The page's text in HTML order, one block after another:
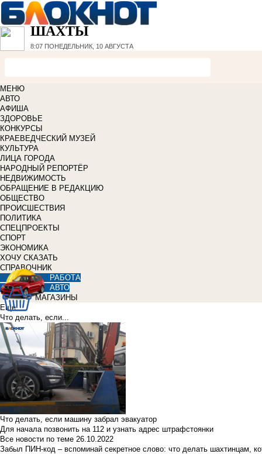
ШАХТЫ
8:07 ПОНЕДЕЛЬНИК, 10 АВГУСТА
МЕНЮ
АВТО
АФИША
ЗДОРОВЬЕ
КОНКУРСЫ
КРАЕВЕДЧЕСКИЙ МУЗЕЙ
КУЛЬТУРА
ЛИЦА ГОРОДА
НАРОДНЫЙ РЕПОРТЁР
НЕДВИЖИМОСТЬ
ОБРАЩЕНИЕ В РЕДАКЦИЮ
ОБЩЕСТВО
ПРОИСШЕСТВИЯ
ПОЛИТИКА
СПЕЦПРОЕКТЫ
СПОРТ
ЭКОНОМИКА
ХОЧУ СКАЗАТЬ
СПРАВОЧНИК
РАБОТА
АВТО
МАГАЗИНЫ
Еще
Что делать, если...
Что делать, если машину забрал эвакуатор
Для начала позвонить на 112 и узнать адрес штрафстоянки
Все новости по теме 26.10.2022
Забыл ПИН-код – вспоминай секретное слово: что делать шахтинцам,